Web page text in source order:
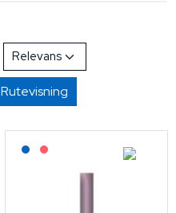
Rutevisning
Lagerført: NEK Kabel
På forespørsel